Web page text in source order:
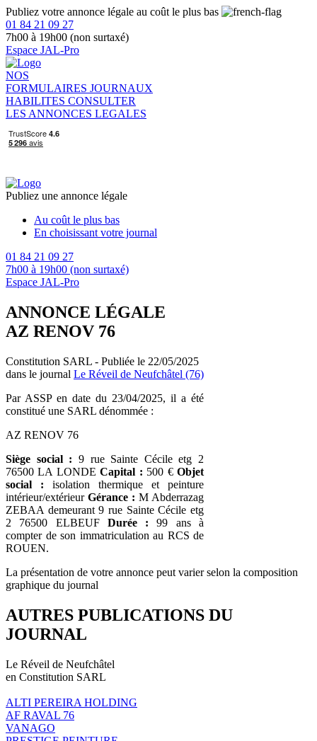
Publiez votre annonce légale au coût le plus bas
01 84 21 09 27
7h00 à 19h00 (non surtaxé)
Espace JAL-Pro
NOS
FORMULAIRES JOURNAUX
HABILITES CONSULTER
LES ANNONCES LEGALES
Publiez une annonce légale
Au coût le plus bas
En choisissant votre journal
01 84 21 09 27
7h00 à 19h00 (non surtaxé)
Espace JAL-Pro
ANNONCE LÉGALE
AZ RENOV 76
Constitution SARL - Publiée le 22/05/2025
dans le journal Le Réveil de Neufchâtel (76)
Par ASSP en date du 23/04/2025, il a été
constitué une SARL dénommée :
AZ RENOV 76
Siège social : 9 rue Sainte Cécile etg 2
76500 LA LONDECapital : 500 €Objet
social : isolation thermique et peinture
intérieur/extérieur Gérance : M Abderrazag
ZEBAA demeurant 9 rue Sainte Cécile etg
2 76500 ELBEUF Durée : 99 ans à
compter de son immatriculation au RCS de
ROUEN.
La présentation de votre annonce peut varier selon la composition
graphique du journal
AUTRES PUBLICATIONS DU
JOURNAL
Le Réveil de Neufchâtel
en Constitution SARL
ALTI PEREIRA HOLDING
AF RAVAL 76
VANAGO